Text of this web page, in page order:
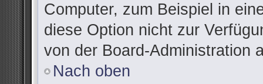
Computer, zum Beispiel in
diese Option nicht zur
von der Board-Administration
Nach oben